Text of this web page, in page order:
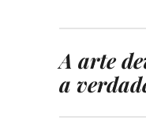
A arte
a